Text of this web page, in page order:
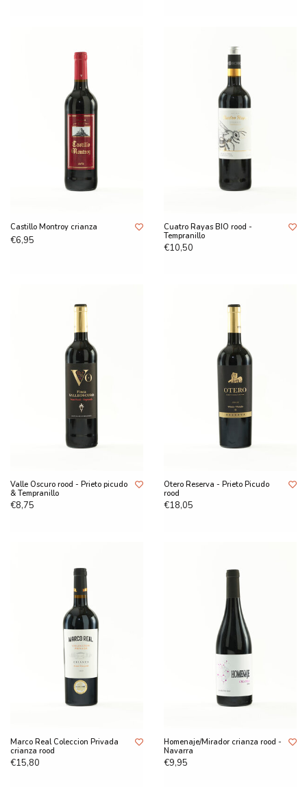
Castillo Montroy crianza
€6,95
Cuatro Rayas BIO rood -
Tempranillo
€10,50
Valle Oscuro rood - Prieto picudo
& Tempranillo
€8,75
Otero Reserva - Prieto Picudo
rood
€18,05
Marco Real Coleccion Privada
crianza rood
€15,80
Homenaje/Mirador crianza rood -
Navarra
€9,95